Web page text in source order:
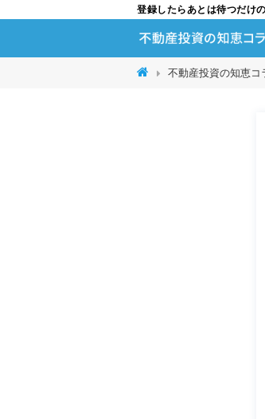
登録したらあとは待つだけ
不動産投資の知恵コ